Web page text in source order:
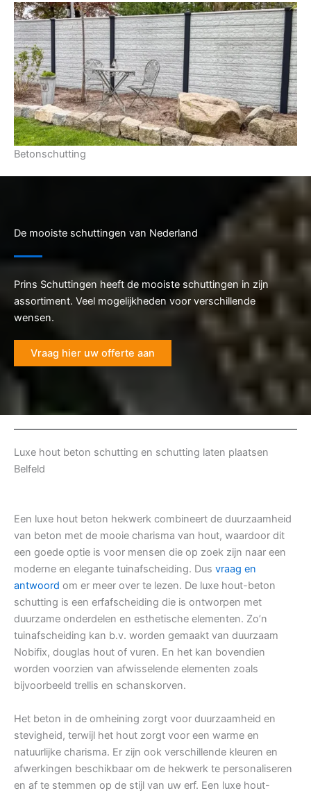
Betonschutting
De mooiste schuttingen van Nederland
Prins Schuttingen heeft de mooiste schuttingen in zijn
assortiment. Veel mogelijkheden voor verschillende
wensen.
Vraag hier uw offerte aan
Luxe hout beton schutting en schutting laten plaatsen
Belfeld
Een luxe hout beton hekwerk combineert de duurzaamheid
van beton met de mooie charisma van hout, waardoor dit
een goede optie is voor mensen die op zoek zijn naar een
moderne en elegante tuinafscheiding. Dus vraag en
antwoord om er meer over te lezen. De luxe hout-beton
schutting is een erfafscheiding die is ontworpen met
duurzame onderdelen en esthetische elementen. Zo’n
tuinafscheiding kan b.v. worden gemaakt van duurzaam
Nobifix, douglas hout of vuren. En het kan bovendien
worden voorzien van afwisselende elementen zoals
bijvoorbeeld trellis en schanskorven.
Het beton in de omheining zorgt voor duurzaamheid en
stevigheid, terwijl het hout zorgt voor een warme en
natuurlijke charisma. Er zijn ook verschillende kleuren en
afwerkingen beschikbaar om de hekwerk te personaliseren
en af te stemmen op de stijl van uw erf. Een luxe hout-